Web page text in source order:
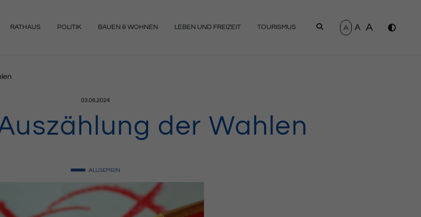
RATHAUS POLITIK BAUEN & WOHNEN LEBEN UND FREIZEIT TOURISMUS SUCHEN
A A A
Veröffentlicht am:
03.06.2024
der Wahlen
ALLGEMEIN